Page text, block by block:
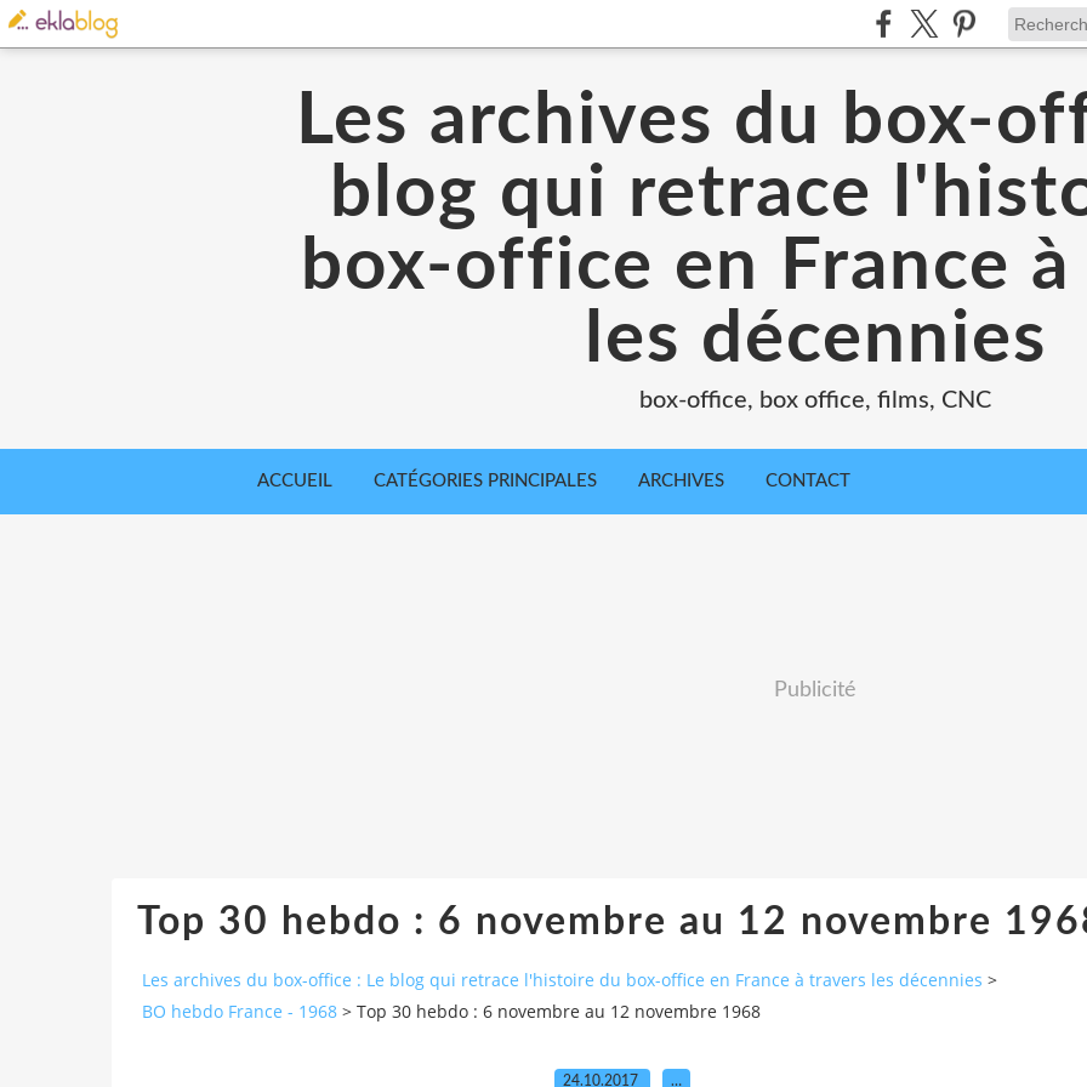
Les archives du box-
blog qui retrace
box-office en France
les décennies
box-office, box office, films, CNC
ACCUEIL CATÉGORIES PRINCIPALES ARCHIVES CONTACT
Publicité
Top 30 hebdo : 6 novembre au 12 novembre
Les archives du box-office : Le blog qui retrace l'histoire du box-office en France à travers les décennies >
BO hebdo France - 1968 > Top 30 hebdo : 6 novembre au 12 novembre 1968
24.10.2017 …